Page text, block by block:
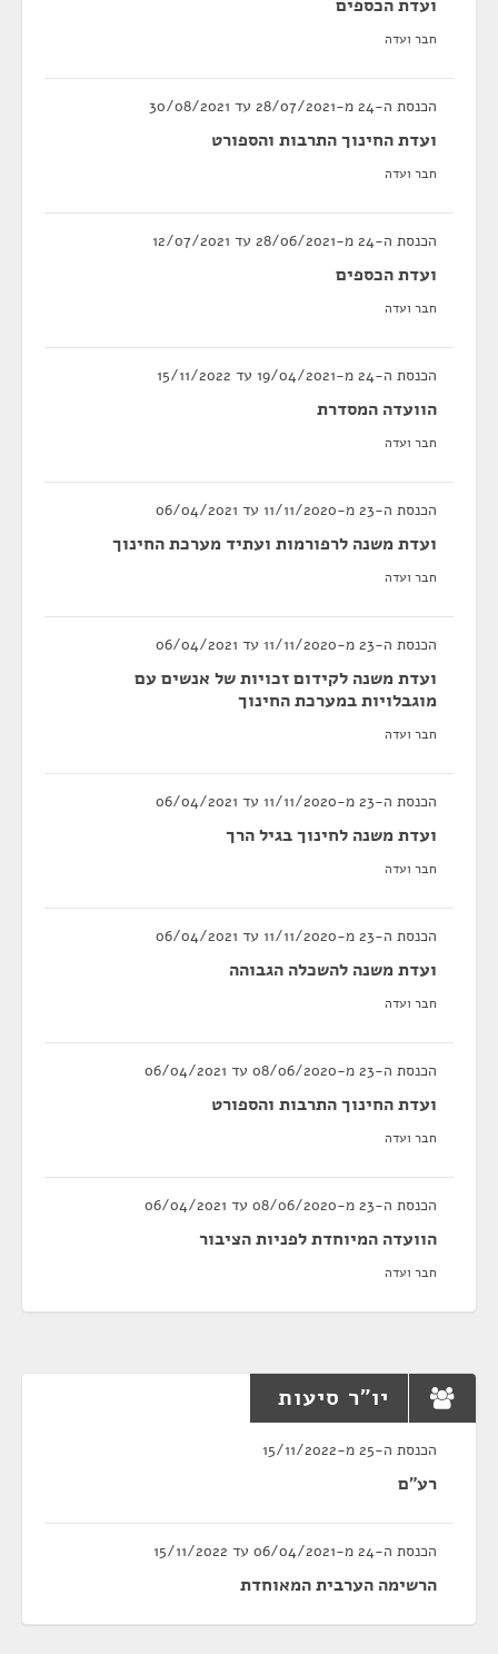
ועדת הכספים
חבר ועדה
הכנסת ה-24 מ-28/07/2021 עד 30/08/2021
ועדת החינוך התרבות והספורט
חבר ועדה
הכנסת ה-24 מ-28/06/2021 עד 12/07/2021
ועדת הכספים
חבר ועדה
הכנסת ה-24 מ-19/04/2021 עד 15/11/2022
הוועדה המסדרת
חבר ועדה
הכנסת ה-23 מ-11/11/2020 עד 06/04/2021
ועדת משנה לרפורמות ועתיד מערכת החינוך
חבר ועדה
הכנסת ה-23 מ-11/11/2020 עד 06/04/2021
ועדת משנה לקידום זכויות של אנשים עם
מוגבלויות במערכת החינוך
חבר ועדה
הכנסת ה-23 מ-11/11/2020 עד 06/04/2021
ועדת משנה לחינוך בגיל הרך
חבר ועדה
הכנסת ה-23 מ-11/11/2020 עד 06/04/2021
ועדת משנה להשכלה הגבוהה
חבר ועדה
הכנסת ה-23 מ-08/06/2020 עד 06/04/2021
ועדת החינוך התרבות והספורט
חבר ועדה
הכנסת ה-23 מ-08/06/2020 עד 06/04/2021
הוועדה המיוחדת לפניות הציבור
חבר ועדה
יו"ר סיעות
הכנסת ה-25 מ-15/11/2022
רע"ם
הכנסת ה-24 מ-06/04/2021 עד 15/11/2022
הרשימה הערבית המאוחדת